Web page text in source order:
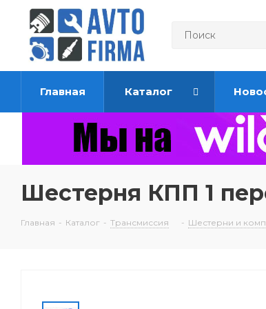
Главная Каталог
Шестерня КПП 1
Главная - Каталог - Трансмиссия - Шестерни и